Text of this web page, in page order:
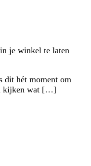
je winkel te laten
dit hét moment om
kijken wat […]